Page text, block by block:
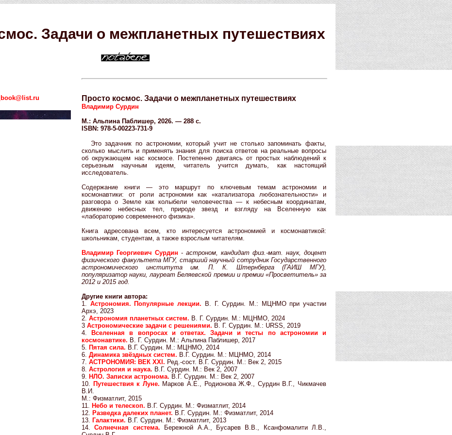
Задачи о межпланетных путешествиях
Просто космос. Задачи о межпланетных путешествиях
Владимир Сурдин
М.: Альпина Паблишер, 2026. — 288 с.
ISBN: 978-5-00223-731-9
Это задачник по астрономии, который учит не столько запоминать факты,
сколько мыслить и применять знания для поиска ответов на реальные вопросы
об окружающем нас космосе. Постепенно двигаясь от простых наблюдений к
серьезным научным идеям, читатель учится думать, как настоящий
исследователь.
Содержание книги — это маршрут по ключевым темам астрономии и
космонавтики: от роли астрономии как «катализатора любознательности» и
разговора о Земле как колыбели человечества — к небесным координатам,
движению небесных тел, природе звезд и взгляду на Вселенную как
«лабораторию современного физика».
Книга адресована всем, кто интересуется астрономией и космонавтикой:
школьникам, студентам, а также взрослым читателям.
Владимир Георгиевич Сурдин - астроном, кандидат физ.-мат. наук, доцент
физического факультета МГУ, старший научный сотрудник Государственного
астрономического института им. П. К. Штернберга (ГАИШ МГУ),
популяризатор науки, лауреат Беляевской премии и премии «Просветитель» за
2012 и 2015 год.
Другие книги автора:
1. Астрономия. Популярные лекции.
В. Г. Сурдин. М.: МЦНМО при участии
Архэ, 2023
2. Астрономия планетных систем. В. Г. Сурдин. М.: МЦНМО, 2024
3 Астрономические задачи с решениями. В. Г. Сурдин. М.: URSS, 2019
4.
Вселенная в вопросах и ответах. Задачи и тесты по астрономии и
космонавтике. В. Г. Сурдин. М.: Альпина Паблишер, 2017
5. Пятая сила. В.Г. Сурдин. М.: МЦНМО, 2014
6. Динамика звёздных систем. В.Г. Сурдин. М.: МЦНМО, 2014
7. АСТРОНОМИЯ: ВЕК XXI. Ред.-сост. В.Г. Сурдин. М.: Век 2, 2015
8. Астрология и наука. В.Г. Сурдин. М.: Век 2, 2007
9. НЛО. Записки астронома. В.Г. Сурдин. М.: Век 2, 2007
10. Путешествия к Луне. Марков А.Е., Родионова Ж.Ф., Сурдин В.Г., Чикмачев
В.И.
М.: Физматлит, 2015
11. Небо и телескоп. В.Г. Сурдин. М.: Физматлит, 2014
12. Разведка далеких планет. В.Г. Сурдин. М.: Физматлит, 2014
13. Галактики. В.Г. Сурдин. М.: Физматлит, 2013
14.Солнечная система. Бережной А.А., Бусарев В.В., Ксанфомалити Л.В.,